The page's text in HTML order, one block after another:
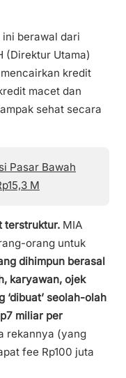
berawal dari
(Direktur Utama)
kredit
macet dan
sehat secara
Pasar Bawah
M
terstruktur. MIA
orang untuk
dihimpun berasal
karyawan, ojek
seolah-olah
miliar per
rekannya (yang
fee Rp100 juta